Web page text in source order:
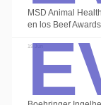
MSD Animal
en los Beef
19 Jun